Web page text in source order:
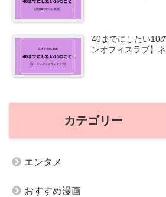
40までにしたい10
ンオフィスラブ】
カテゴリー
エンタメ
おすすめ漫画